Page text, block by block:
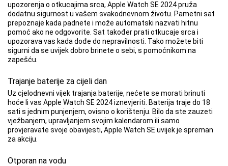
upozorenja o otkucajima srca, Apple Watch SE 2024 pruža
dodatnu sigurnost u vašem svakodnevnom životu. Pametni sat
prepoznaje kada padnete i može automatski nazvati hitnu
pomoć ako ne odgovorite. Sat također prati otkucaje srca i
upozorava vas kada dođe do nepravilnosti. Tako možete biti
sigurni da se uvijek dobro brinete o sebi, s pomoćnikom na
zapešću.
Trajanje baterije za cijeli dan
Uz cjelodnevni vijek trajanja baterije, nećete se morati brinuti
hoće li vas Apple Watch SE 2024 iznevjeriti. Baterija traje do 18
sati s jednim punjenjem, ovisno o korištenju. Bilo da ste zauzeti
vježbanjem, upravljanjem svojim kalendarom ili samo
provjeravate svoje obavijesti, Apple Watch SE uvijek je spreman
za akciju.
Otporan na vodu